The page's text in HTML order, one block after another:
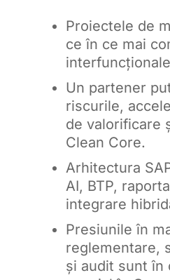
Proiectele de
ce în ce mai
Un partener
riscurile,
de valorificare
Clean Core.
Arhitectura
AI, BTP,
integrare
Presiunile în
reglementare,
și audit sunt